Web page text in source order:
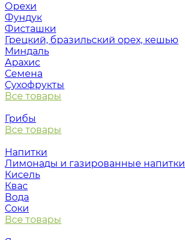
Орехи
Фундук
Фисташки
Грецкий, бразильский орех, кешью
Миндаль
Арахис
Семена
Сухофрукты
Все товары
Грибы
Все товары
Напитки
Лимонады и газированные напитки
Кисель
Квас
Вода
Соки
Все товары